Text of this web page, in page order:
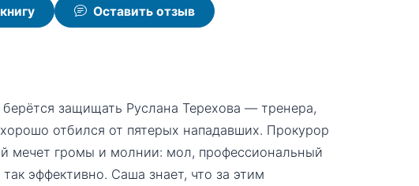
Оставить отзыв
защищать Руслана Терехова — тренера,
отбился от пятерых нападавших. Прокурор
мечет громы и молнии: мол, профессиональный
эффективно. Саша знает, что за этим